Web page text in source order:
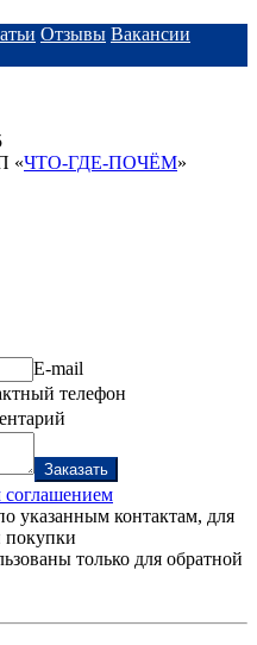
Отзывы Вакансии
«ЧТО-ГДЕ-ПОЧЁМ»
E-mail
телефон
Заказать
соглашением
указанным контактам, для
покупки
только для обратной